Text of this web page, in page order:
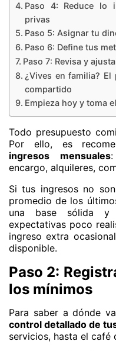
Paso 4: Reduce lo
privas
Paso 5: Asignar tu
Paso 6: Define tus
Paso 7: Revisa y
¿Vives en familia?
compartido
Empieza hoy y toma
Todo presupuesto
Por ello, es
ingresos mensuales
encargo, alquileres,
Si tus ingresos no
promedio de los
una base sólida y
expectativas poco
ingreso extra
disponible.
Paso 2:
los mínimos
Para saber a dónde
control detallado de
servicios, hasta el café